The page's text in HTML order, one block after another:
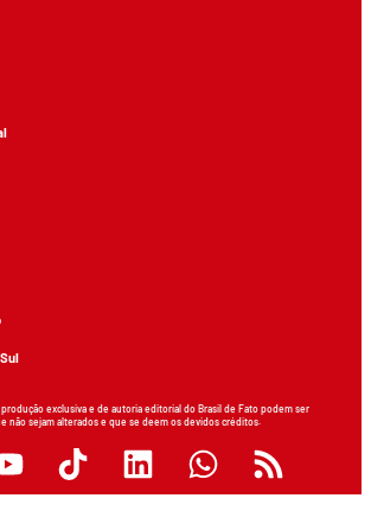
exclusiva e de autoria editorial do Brasil de Fato podem ser
não sejam alterados e que se deem os devidos créditos.